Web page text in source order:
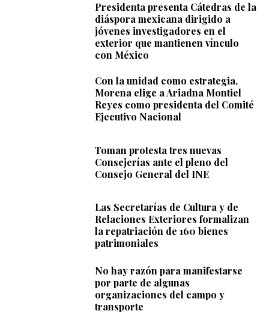
Presidenta presenta Cátedras de la
diáspora mexicana dirigido a
jóvenes investigadores en el
exterior que mantienen vínculo
con México
Con la unidad como estrategia,
Morena elige a Ariadna Montiel
Reyes como presidenta del Comité
Ejecutivo Nacional
Toman protesta tres nuevas
Consejerías ante el pleno del
Consejo General del INE
Las Secretarías de Cultura y de
Relaciones Exteriores formalizan
la repatriación de 160 bienes
patrimoniales
No hay razón para manifestarse
por parte de algunas
organizaciones del campo y
transporte